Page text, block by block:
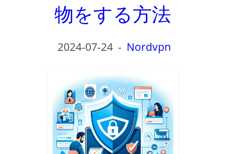
物をする方法
2024-07-24- Nordvpn